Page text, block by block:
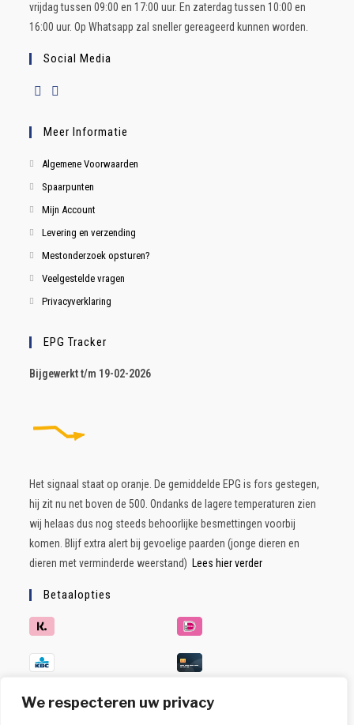
We respecteren uw privacy
vrijdag tussen 09:00 en 17:00 uur. En zaterdag tussen 10:00 en
16:00 uur. Op Whatsapp zal sneller gereageerd kunnen worden.
Social Media
Meer Informatie
Algemene Voorwaarden
Spaarpunten
Mijn Account
Levering en verzending
Mestonderzoek opsturen?
Veelgestelde vragen
Privacyverklaring
EPG Tracker
Bijgewerkt t/m 19-02-2026
Het signaal staat op oranje. De gemiddelde EPG is fors gestegen,
hij zit nu net boven de 500. Ondanks de lagere temperaturen zien
wij helaas dus nog steeds behoorlijke besmettingen voorbij
komen. Blijf extra alert bij gevoelige paarden (jonge dieren en
dieren met verminderde weerstand) Lees hier verder
Betaalopties